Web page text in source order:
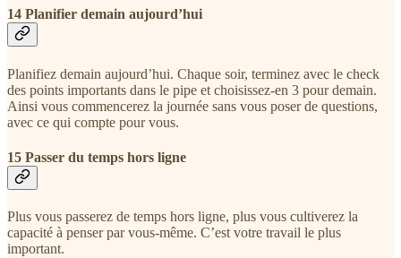
14 Planifier demain aujourd’hui
Planifiez demain aujourd’hui. Chaque soir, terminez avec le check
des points importants dans le pipe et choisissez-en 3 pour demain.
Ainsi vous commencerez la journée sans vous poser de questions,
avec ce qui compte pour vous.
15 Passer du temps hors ligne
Plus vous passerez de temps hors ligne, plus vous cultiverez la
capacité à penser par vous-même. C’est votre travail le plus
important.